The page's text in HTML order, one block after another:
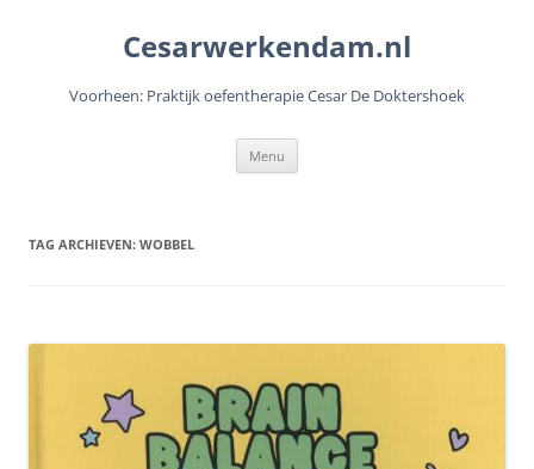
Cesarwerkendam.nl
Voorheen: Praktijk oefentherapie Cesar De Doktershoek
Menu
TAG ARCHIEVEN: WOBBEL